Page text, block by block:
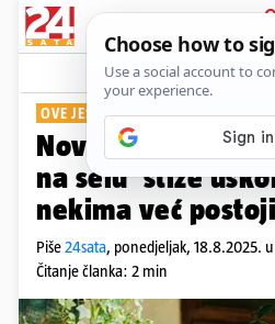
Show
OVE JESENI NA RTL-U
Nova sezona
na selu' stiže
nekima već
Piše24sata, ponedjeljak, 18.8.2025.
Čitanje članka: 2 min